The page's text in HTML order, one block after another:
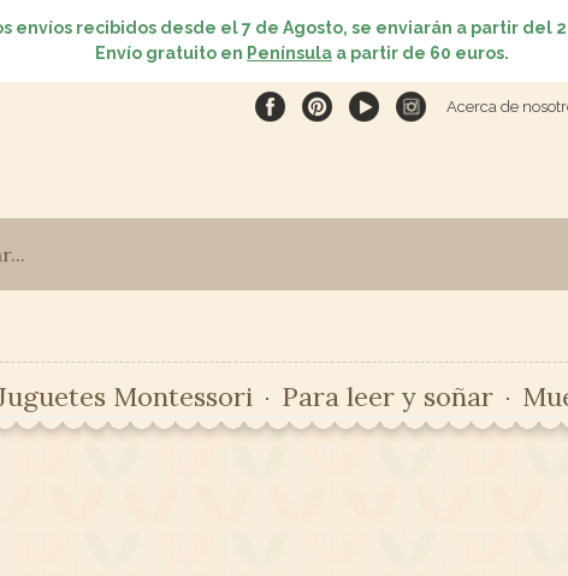
envíos recibidos desde el 7 de Agosto, se enviarán a partir del
Envío gratuito en Península a partir de 60 euros.
Acerca de
Montessori Para leer y soñar